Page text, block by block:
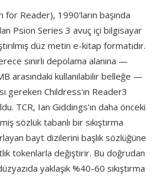
Reader), 1990'ların başında
Psion Series 3 avuç içi bilgisayar
düz metin e-kitap formatıdır.
sınırlı depolama alanına —
arasındaki kullanılabilir belleğe —
gereken Childress'ın Reader3
TCR, Ian Giddings'ın daha önceki
sözlük tabanlı bir sıkıştırma
bayt dizilerini başlık sözlüğüne
tokenlarla değiştirir. Bu doğrudan
yaklaşık %40-60 sıkıştırma